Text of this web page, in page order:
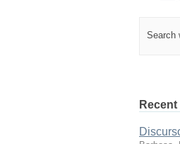
Search